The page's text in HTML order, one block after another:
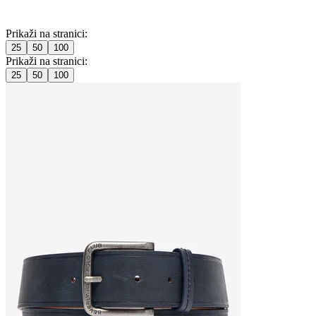
Prikaži na stranici:
25 50 100
Prikaži na stranici:
25 50 100